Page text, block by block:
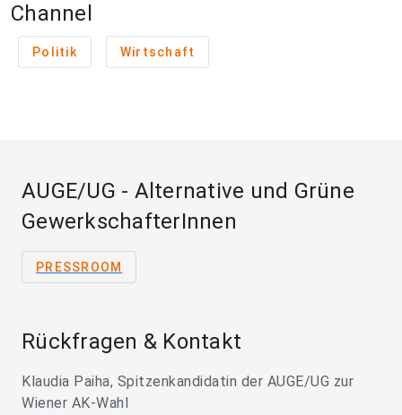
Channel
Politik Wirtschaft
AUGE/UG - Alternative und Grüne
GewerkschafterInnen
PRESSROOM
Rückfragen & Kontakt
Klaudia Paiha, Spitzenkandidatin der AUGE/UG zur
Wiener AK-Wahl